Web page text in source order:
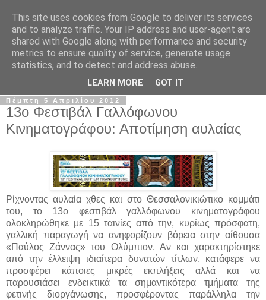
The Frame Game
Κινηματογραφόφιλος από κούνια αλλά όχι το μωρό της
Πέμπτη 5 Απριλίου 2012
13ο Φεστιβάλ Γαλλόφωνου
Κινηματογράφου: Αποτίμηση αυλαίας
Ρίχνοντας αυλαία χθες και στο Θεσσαλονικιώτικo κομμάτι
του, το 13ο φεστιβάλ γαλλόφωνου κινηματογράφου
ολοκληρώθηκε με 15 ταινίες από την, κυρίως πρόσφατη,
γαλλική παραγωγή να ανηφορίζουν βόρεια στην αίθουσα
«Παύλος Ζάννας» του Ολύμπιον. Αν και χαρακτηρίστηκε
από την έλλειψη ιδιαίτερα δυνατών τίτλων, κατάφερε να
προσφέρει κάποιες μικρές εκπλήξεις αλλά και να
παρουσιάσει ενδεικτικά τα σημαντικότερα τμήματα της
φετινής διοργάνωσης, προσφέροντας παράλληλα την
This site uses cookies from Google to deliver its services
and to analyze traffic. Your IP address and user-agent are
shared with Google along with performance and security
metrics to ensure quality of service, generate usage
statistics, and to detect and address abuse.
LEARN MORE GOT IT